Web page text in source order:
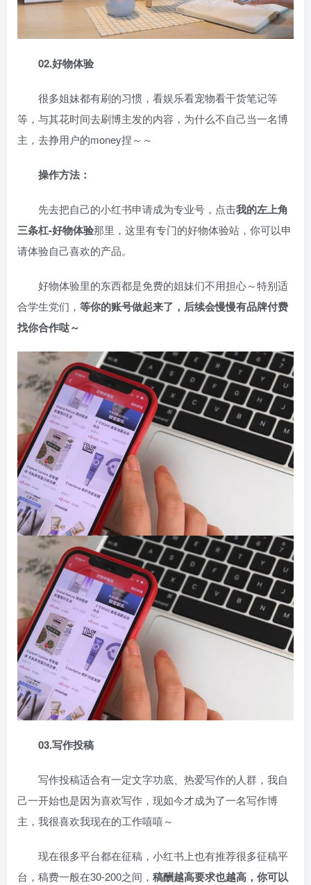
02.好物体验
很多姐妹都有刷的习惯，看娱乐看宠物看干货笔记等
等，与其花时间去刷博主发的内容，为什么不自己当一名博
主，去挣用户的money捏～～
操作方法：
先去把自己的小红书申请成为专业号，点击我的左上角
三条杠-好物体验那里，这里有专门的好物体验站，你可以申
请体验自己喜欢的产品。
好物体验里的东西都是免费的姐妹们不用担心～特别适
合学生党们， 等你的账号做起来了，后续会慢慢有品牌付费
找你合作哒～
03.写作投稿
写作投稿适合有一定文字功底、热爱写作的人群，我自
己一开始也是因为喜欢写作，现如今才成为了一名写作博
主，我很喜欢我现在的工作嘻嘻～
现在很多平台都在征稿，小红书上也有推荐很多征稿平
台，稿费一般在30-200之间， 稿酬越高要求也越高，你可以